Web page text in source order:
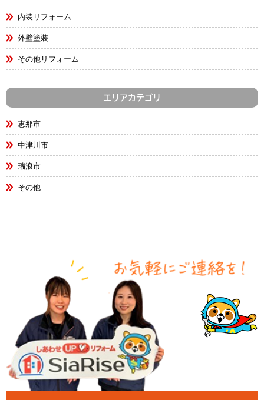
内装リフォーム
外壁塗装
その他リフォーム
エリアカテゴリ
恵那市
中津川市
瑞浪市
その他